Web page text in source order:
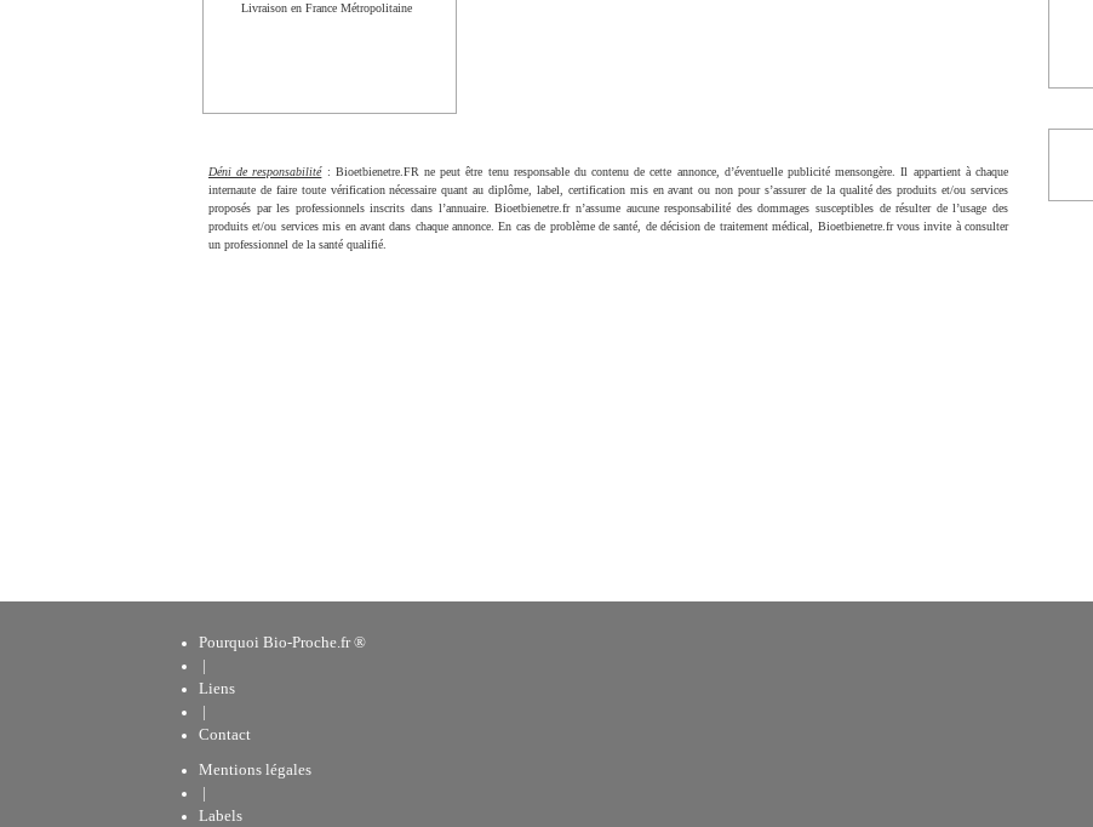
Livraison en France Métropolitaine
Déni de responsabilité: Bioetbienetre.FR ne peut être tenu responsable du contenu de cette annonce, d’éventuelle publicité mensongère. Il appartient à chaque
internaute de faire toute vérification nécessaire quant au diplôme, label, certification mis en avant ou non pour s’assurer de la qualité des produits et/ou services
proposés par les professionnels inscrits dans l’annuaire. Bioetbienetre.fr n’assume aucune responsabilité des dommages susceptibles de résulter de l’usage des
produits et/ou services mis en avant dans chaque annonce. En cas de problème de santé, de décision de traitement médical, Bioetbienetre.fr vous invite à consulter
un professionnel de la santé qualifié.
Pourquoi Bio-Proche.fr ®
Liens
Contact
Mentions légales
Labels